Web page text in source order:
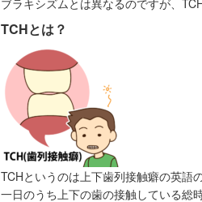
TCHとは？
TCHというのは上下歯列接触癖の英語
一日のうち上下の歯の接触している総